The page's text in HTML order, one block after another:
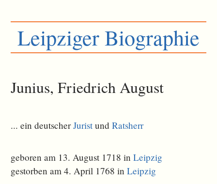
Leipziger Biographie
Junius, Friedrich August
... ein deutscherJurist undRatsherr
geboren am 13. August 1718 inLeipzig
gestorben am 4. April 1768 inLeipzig